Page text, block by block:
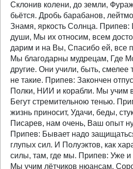
Склонив колени, до земли,
бьётся. Дробь барабанов,
Знамя, яркость Солнца. Припев:
души, Мы их относим, всем
дарим и на Вы, Спасибо ей, все
Мы благодарны мудрецам, Где
другие. Они учили, быть, смелее
не такие. Припев: Закончен
Полки, НИИ и корабли. Мы учим
Бегут стремительною тенью.
жизнь приносит, Удачи, беды,
Писарев, нам очень, Ваш опыт
Припев: Бывает надо
глупых сил. И Полуэктов, как
силы, там, где мы. Припев: Уже и
Мы учим лётчиков нюансам.